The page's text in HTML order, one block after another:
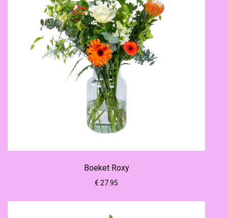
Boeket Roxy
€ 27.95